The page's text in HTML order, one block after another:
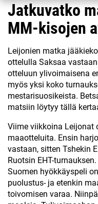
Jatkuvatko
MM-kisojen
Leijonien matka
ottelulla Saksaa
otteluun ylivoimaisena
myös yksi koko
mestarisuosikeista.
matsiin löytyy tällä
Viime viikkoina Leijonat
maaotteluita. Ensin
vastaan, sitten Tshekin
Ruotsin EHT-
Suomen hyökkäyspeli
puolustus- ja etenkin
toivomisen varaa.